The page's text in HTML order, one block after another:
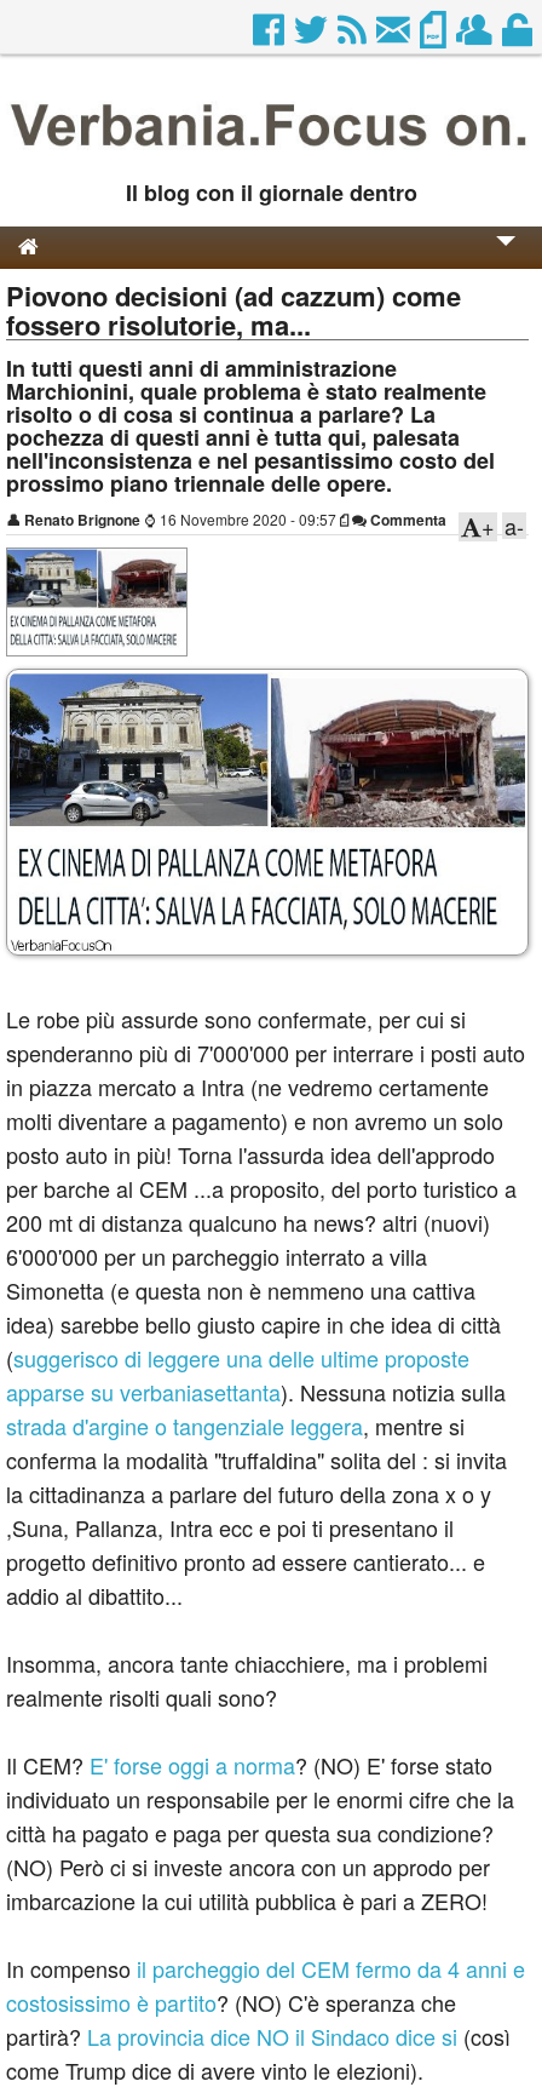
Il blog con il giornale dentro
Genesi e Storia
Contatti
Piovono decisioni (ad cazzum) come
fossero risolutorie, ma...
In tutti questi anni di amministrazione
Marchionini, quale problema è stato realmente
risolto o di cosa si continua a parlare? La
pochezza di questi anni è tutta qui, palesata
nell'inconsistenza e nel pesantissimo costo del
prossimo piano triennale delle opere.
👤 Renato Brignone ⌚ 16 Novembre 2020 - 09:57 Commenta a-
+
Le robe più assurde sono confermate, per cui si
spenderanno più di 7'000'000 per interrare i posti auto
in piazza mercato a Intra (ne vedremo certamente
molti diventare a pagamento) e non avremo un solo
posto auto in più! Torna l'assurda idea dell'approdo
per barche al CEM ...a proposito, del porto turistico a
200 mt di distanza qualcuno ha news? altri (nuovi)
6'000'000 per un parcheggio interrato a villa
Simonetta (e questa non è nemmeno una cattiva
idea) sarebbe bello giusto capire in che idea di città
(suggerisco di leggere una delle ultime proposte
apparse su verbaniasettanta). Nessuna notizia sulla
strada d'argine o tangenziale leggera, mentre si
conferma la modalità "truffaldina" solita del : si invita
la cittadinanza a parlare del futuro della zona x o y
,Suna, Pallanza, Intra ecc e poi ti presentano il
progetto definitivo pronto ad essere cantierato... e
addio al dibattito...
Insomma, ancora tante chiacchiere, ma i problemi
realmente risolti quali sono?
Il CEM? E' forse oggi a norma? (NO) E' forse stato
individuato un responsabile per le enormi cifre che la
città ha pagato e paga per questa sua condizione?
(NO) Però ci si investe ancora con un approdo per
imbarcazione la cui utilità pubblica è pari a ZERO!
In compenso il parcheggio del CEM fermo da 4 anni e
costosissimo è partito? (NO) C'è speranza che
partirà? La provincia dice NO il Sindaco dice si (così
come Trump dice di avere vinto le elezioni).